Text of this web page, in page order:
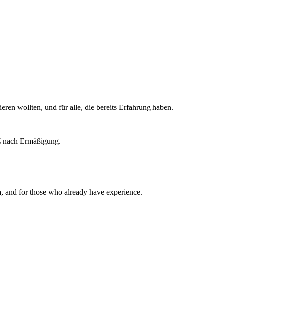
wollten, und für alle, die bereits Erfahrung haben.
nach Ermäßigung.
for those who already have experience.